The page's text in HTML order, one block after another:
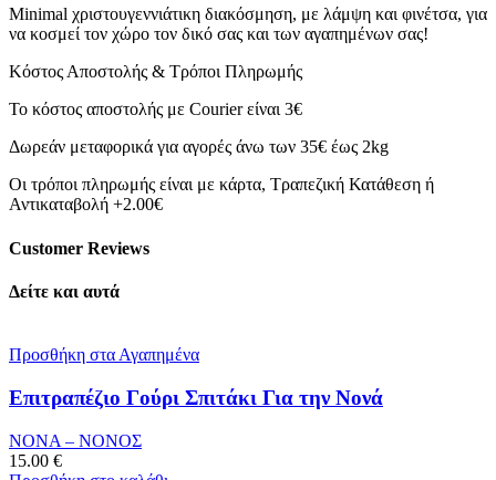
Minimal χριστουγεννιάτικη διακόσμηση, με λάμψη και φινέτσα, για
να κοσμεί τον χώρο τον δικό σας και των αγαπημένων σας!
Κόστος Αποστολής & Τρόποι Πληρωμής
Το κόστος αποστολής με Courier είναι 3€
Δωρεάν μεταφορικά για αγορές άνω των 35€ έως 2kg
Οι τρόποι πληρωμής είναι με κάρτα, Τραπεζική Κατάθεση ή
Αντικαταβολή +2.00€
Customer Reviews
Δείτε και αυτά
Προσθήκη στα Αγαπημένα
Επιτραπέζιο Γούρι Σπιτάκι Για την Νονά
ΝΟΝΑ – ΝΟΝΟΣ
15.00 €